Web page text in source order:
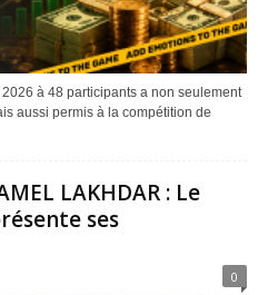
à 48 participants a non seulement
aussi permis à la compétition de
LAKHDAR : Le
ses
0